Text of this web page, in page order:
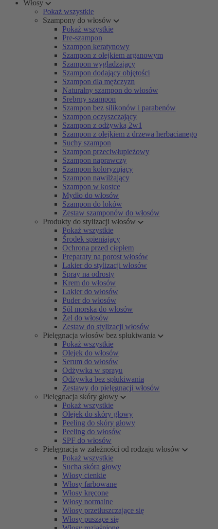
Włosy
Pokaż wszystkie
Szampony do włosów
Pokaż wszystkie
Pre-szampon
Szampon keratynowy
Szampon z olejkiem arganowym
Szampon wygładzający
Szampon dodający objętości
Szampon dla mężczyzn
Naturalny szampon do włosów
Srebrny szampon
Szampon bez silikonów i parabenów
Szampon oczyszczający
Szampon z odżywką 2w1
Szampon z olejkiem z drzewa herbacianego
Suchy szampon
Szampon przeciwłupieżowy
Szampon naprawczy
Szampon koloryzujący
Szampon nawilżający
Szampon w kostce
Mydło do włosów
Szampon do loków
Zestaw szamponów do włosów
Produkty do stylizacji włosów
Pokaż wszystkie
Środek spieniający
Ochrona przed ciepłem
Preparaty na porost włosów
Lakier do stylizacji włosów
Spray na odrosty
Krem do włosów
Lakier do włosów
Puder do włosów
Sól morska do włosów
Żel do włosów
Zestaw do stylizacji włosów
Pielęgnacja włosów bez spłukiwania
Pokaż wszystkie
Olejek do włosów
Serum do włosów
Odżywka w sprayu
Odżywka bez spłukiwania
Zestawy do pielęgnacji włosów
Pielęgnacja skóry głowy
Pokaż wszystkie
Olejek do skóry głowy
Peeling do skóry głowy
Peeling do włosów
SPF do włosów
Pielęgnacja w zależności od rodzaju włosów
Pokaż wszystkie
Sucha skóra głowy
Włosy cienkie
Włosy farbowane
Włosy kręcone
Włosy normalne
Włosy przetłuszczające się
Włosy puszące się